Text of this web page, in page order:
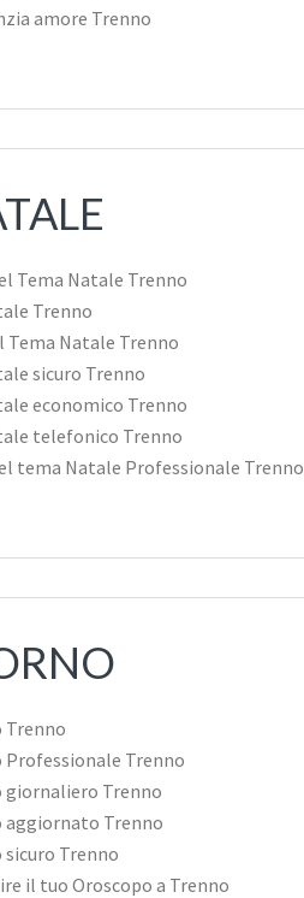
amore Trenno
Tema Natale Trenno
Trenno
Tema Natale Trenno
sicuro Trenno
economico Trenno
telefonico Trenno
tema Natale Professionale Trenno
Trenno
Professionale Trenno
giornaliero Trenno
aggiornato Trenno
sicuro Trenno
il tuo Oroscopo a Trenno